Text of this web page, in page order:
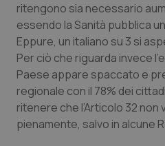
Veneto
Oncoematologia
Oncologia &
Psoriasi & pelle
Quotidiano
ritengono sia necessario
essendo la Sanità pubblica
Eppure, un italiano su 3 si
Per ciò che riguarda invece
Paese appare spaccato e
regionale con il 78% dei
ritenere che l’Articolo 32
pienamente, salvo in alcune